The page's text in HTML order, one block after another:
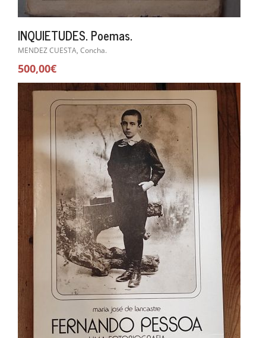
INQUIETUDES. Poemas.
MENDEZ CUESTA, Concha.
500,00€